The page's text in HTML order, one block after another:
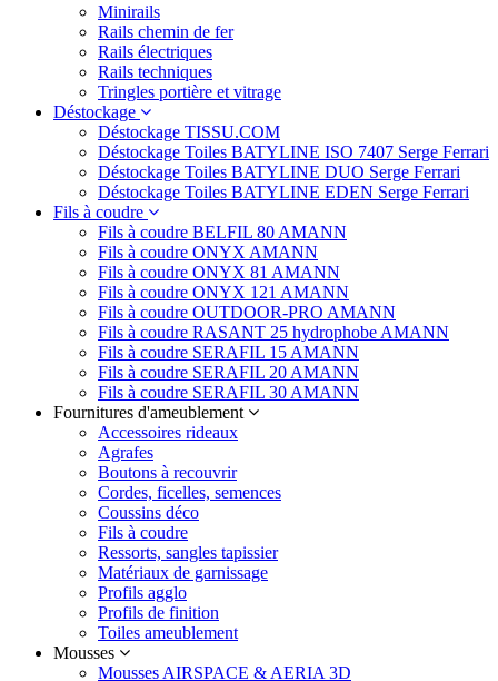
Minirails
Rails chemin de fer
Rails électriques
Rails techniques
Tringles portière et vitrage
Déstockage
Déstockage TISSU.COM
Déstockage Toiles BATYLINE ISO 7407 Serge Ferrari
Déstockage Toiles BATYLINE DUO Serge Ferrari
Déstockage Toiles BATYLINE EDEN Serge Ferrari
Fils à coudre
Fils à coudre BELFIL 80 AMANN
Fils à coudre ONYX AMANN
Fils à coudre ONYX 81 AMANN
Fils à coudre ONYX 121 AMANN
Fils à coudre OUTDOOR-PRO AMANN
Fils à coudre RASANT 25 hydrophobe AMANN
Fils à coudre SERAFIL 15 AMANN
Fils à coudre SERAFIL 20 AMANN
Fils à coudre SERAFIL 30 AMANN
Fournitures d'ameublement
Accessoires rideaux
Agrafes
Boutons à recouvrir
Cordes, ficelles, semences
Coussins déco
Fils à coudre
Ressorts, sangles tapissier
Matériaux de garnissage
Profils agglo
Profils de finition
Toiles ameublement
Mousses
Mousses AIRSPACE & AERIA 3D